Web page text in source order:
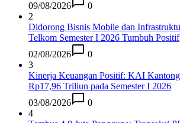
09/08/2026
0
2
Didorong Bisnis Mobile dan
Telkom Semester I 2026 Tumbuh Positif
02/08/2026
0
3
Kinerja Keuangan Positif: KAI
Rp17,96 Triliun pada Semester I 2026
03/08/2026
0
4